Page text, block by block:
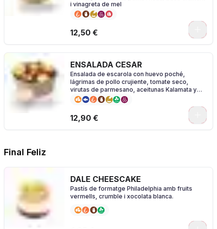
i vinagreta de mel
12,50 €
ENSALADA CESAR
Ensalada de escarola con huevo poché,
lágrimas de pollo crujiente, tomate seco,
virutas de parmesano, aceitunas Kalamata y
vinagreta César.
12,90 €
Final Feliz
DALE CHEESCAKE
Pastís de formatge Philadelphia amb fruits
vermells, crumble i xocolata blanca.